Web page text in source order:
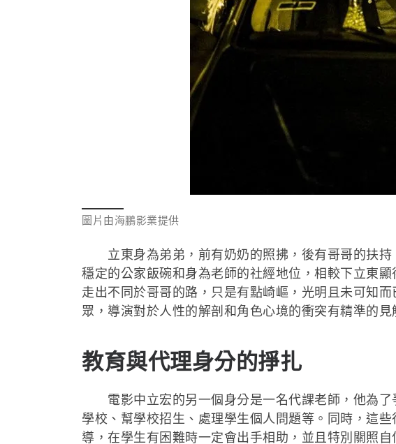
圖片由海鵬影業提供
立東身為弟弟，前有奶奶的照拂，後有哥哥的扶持
穩定的公家飯碗和身為老師的社經地位，相較下立東
走出不同於哥哥的路，只是有點崎嶇，光明且未可知
眾，導演對於人性的解剖和角色心境的衝突有精準的見
教育與代理身分的掙扎
電影中立宏的另一個身分是一名代課老師，他為了
學校、幫學校招生、處理學生個人問題等。同時，這
導，在學生有困難時一定會出手相助，並且特別關照